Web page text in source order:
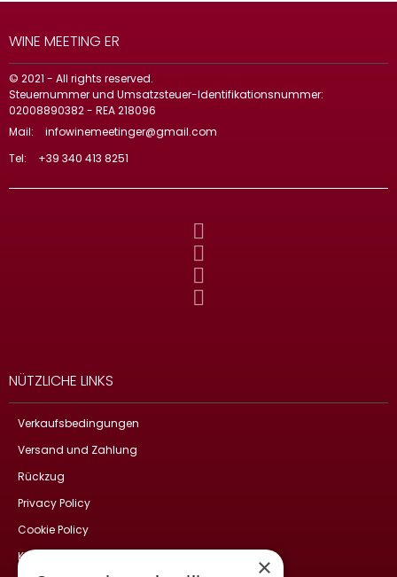
WINE MEETING ER
© 2021 - All rights reserved.
Steuernummer und Umsatzsteuer-Identifikationsnummer:
02008890382 - REA 218096
Mail:
infowinemeetinger@gmail.com
Tel:
+39 340 413 8251
NÜTZLICHE LINKS
Verkaufsbedingungen
Versand und Zahlung
Rückzug
Privacy Policy
Cookie Policy
Kontakte
×